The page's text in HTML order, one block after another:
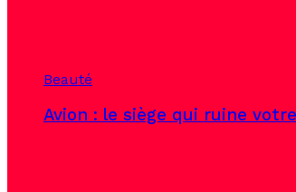
Beauté
Avion : le siège qui ruine